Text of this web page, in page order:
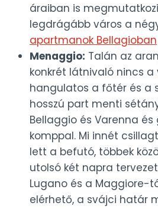
áraiban is
legdrágább város a
apartmanok Bellagioban
Menaggio: Talán az
konkrét látnivaló nincs a
hangulatos a főtér és a
hosszú part menti
Bellaggio és Varenna
komppal. Mi innét
lett a befutó, többek
utolsó két napra
Lugano és a Maggiore-
elérhető, a svájci határ